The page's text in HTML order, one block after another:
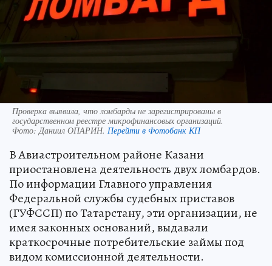
Проверка выявила, что ломбарды не зарегистрированы в
государственном реестре микрофинансовых организаций.
Фото:Даниил ОПАРИН. Перейти в Фотобанк КП
В Авиастроительном районе Казани
приостановлена деятельность двух ломбардов.
По информации Главного управления
Федеральной службы судебных приставов
(ГУФССП) по Татарстану, эти организации, не
имея законных оснований, выдавали
краткосрочные потребительские займы под
видом комиссионной деятельности.